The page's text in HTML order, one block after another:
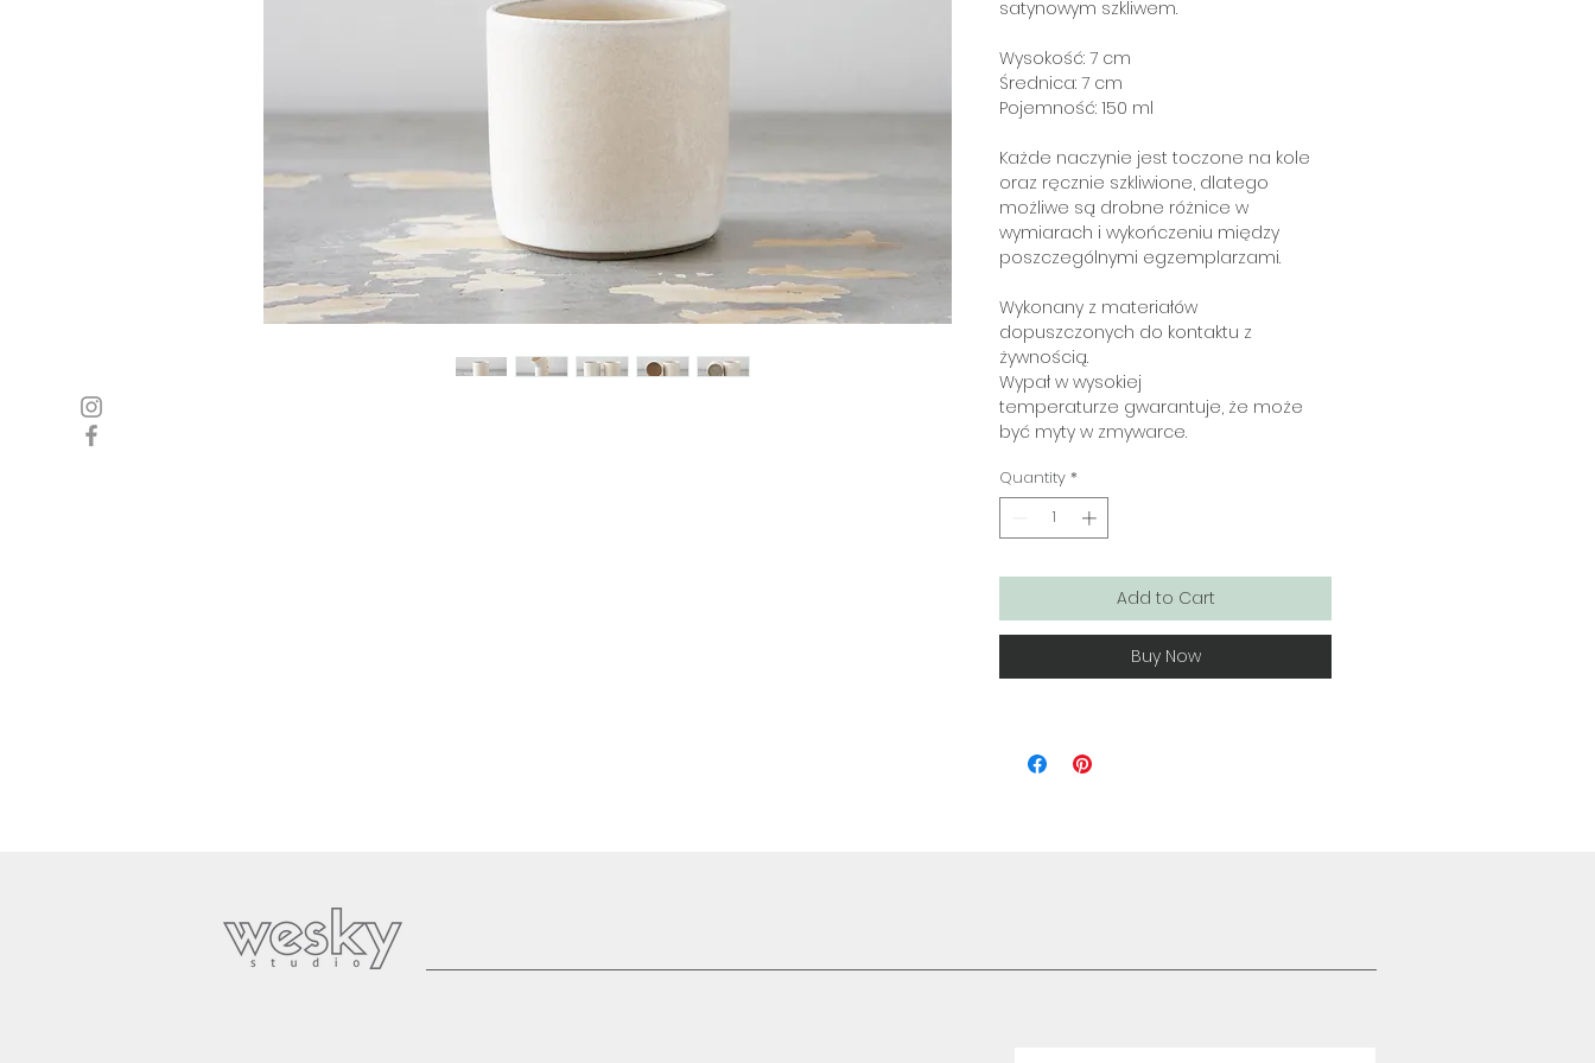
satynowym szkliwem.
Wysokość: 7 cm
Średnica: 7 cm
Pojemność: 150 ml
Każde naczynie jest toczone na kole
oraz ręcznie szkliwione, dlatego
możliwe są drobne różnice w
wymiarach i wykończeniu między
poszczególnymi egzemplarzami.
Wykonany z materiałów
dopuszczonych do kontaktu z
żywnością.
Wypał w wysokiej
temperaturze gwarantuje, że może
być myty w zmywarce.
Quantity *
Add to Cart
Buy Now